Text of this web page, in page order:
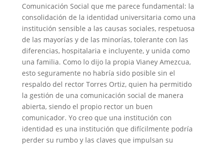
Comunicación Social que me parece fundamental: la
consolidación de la identidad universitaria como una
institución sensible a las causas sociales, respetuosa
de las mayorías y de las minorías, tolerante con las
diferencias, hospitalaria e incluyente, y unida como
una familia. Como lo dijo la propia Vianey Amezcua,
esto seguramente no habría sido posible sin el
respaldo del rector Torres Ortiz, quien ha permitido
la gestión de una comunicación social de manera
abierta, siendo el propio rector un buen
comunicador. Yo creo que una institución con
identidad es una institución que difícilmente podría
perder su rumbo y las claves que impulsan su